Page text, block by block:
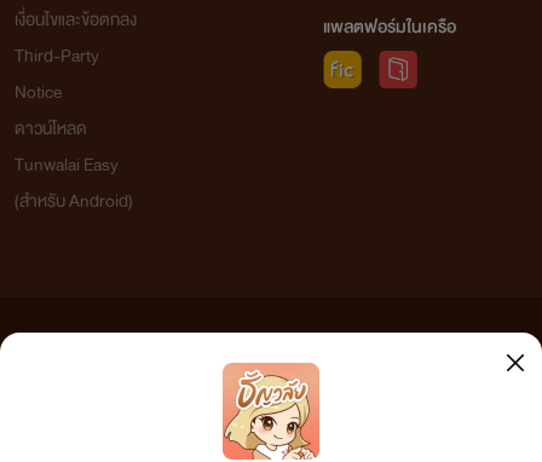
เงื่อนไขและข้อตกลง
Third-Party
Notice
ดาวน์โหลด
Tunwalai Easy
(สำหรับ Android)
แพลตฟอร์มในเครือ
เว็บไซต์แห่งนี้ไม่ได้เห็นด้วยและไม่ขอรับผิดชอบต่อข้อความใดๆ ทั้งสิ้น ดังนั้นผู้อ่านทุกท่านโปรดใช้
วิจารณญาณในการกลั่นกรองด้วยตนเอง และหากท่านพบข้อความใดๆ ที่ขัดต่อกฎหมายและศีลธรรม
เพื่อทีมงานจะได้ดำเนินการในทันที ทั้งนี้ ทางเว็บไซต์ขอสงวน
ลิขสิทธิ์ตามพระราชบัญญัติลิขสิทธิ์ (ฉบับเพิ่มเติม) พ.ศ.2558